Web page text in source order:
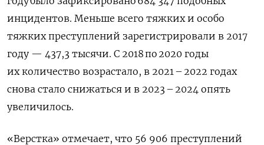
инцидентов. Меньше всего тяжких и особо
тяжких преступлений зарегистрировали в 2017
году — 437,3 тысячи. С 2018 по 2020 годы
их количество возрастало, в 2021 – 2022 годах
снова стало снижаться и в 2023 – 2024 опять
увеличилось.
«Верстка» отмечает, что 56 906 преступлений